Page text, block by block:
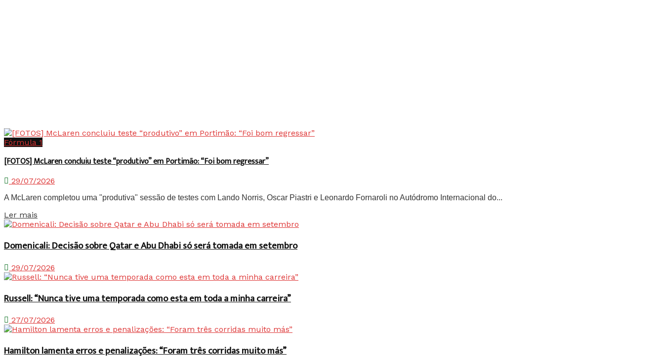
Fórmula 1
[FOTOS] McLaren concluiu teste “produtivo” em Portimão: “Foi bom regressar”
29/07/2026
A McLaren completou uma "produtiva" sessão de testes com Lando Norris, Oscar Piastri e Leonardo Fornaroli no Autódromo Internacional do...
Ler mais
Domenicali: Decisão sobre Qatar e Abu Dhabi só será tomada em setembro
29/07/2026
Russell: “Nunca tive uma temporada como esta em toda a minha carreira”
27/07/2026
Hamilton lamenta erros e penalizações: “Foram três corridas muito más”